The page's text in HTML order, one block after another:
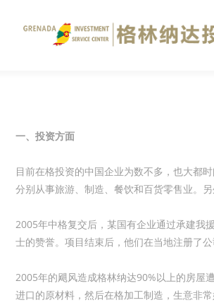
一、投资方面
目前在格投资的中国企业为数不多，也大都
分别从事旅游、制造、餐饮和百货零售业。
2005年中格复交后，某国有企业通过承建我
士的赞誉。项目结束后，他们在当地注册了
2005年的飓风造成格林纳达90%以上的房屋
进口的原材料，然后在格加工制造，生意非